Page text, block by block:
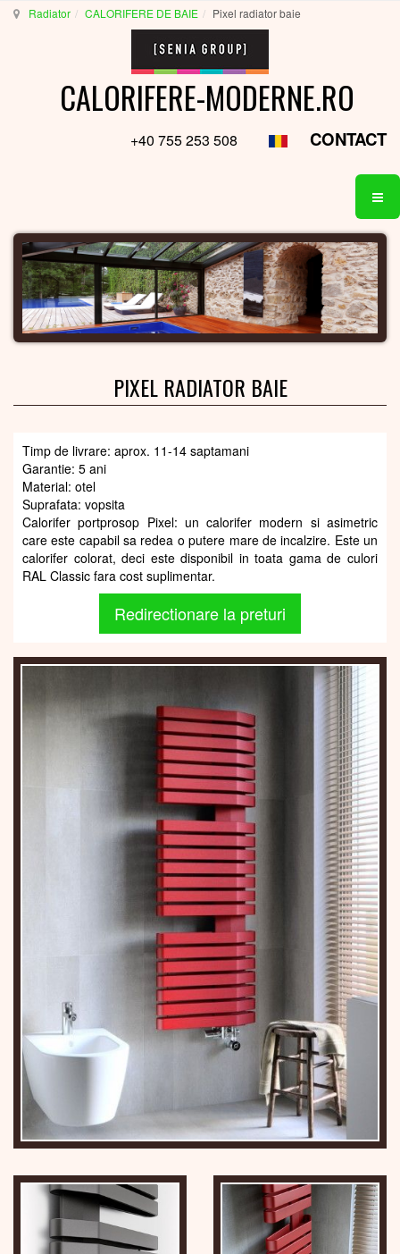
Radiator CALORIFERE DE BAIE Pixel radiator baie
CALORIFERE-MODERNE.RO
+40 755 253 508 CONTACT
PIXEL RADIATOR BAIE
Timp de livrare: aprox. 11-14 saptamani
Garantie: 5 ani
Material: otel
Suprafata: vopsita
Calorifer portprosop Pixel: un calorifer modern si asimetric
care este capabil sa redea o putere mare de incalzire. Este un
calorifer colorat, deci este disponibil in toata gama de culori
RAL Classic fara cost suplimentar.
Redirectionare la preturi